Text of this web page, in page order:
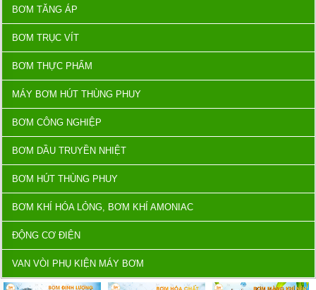
BƠM TĂNG ÁP
BƠM TRỤC VÍT
BƠM THỰC PHẨM
MÁY BƠM HÚT THÙNG PHUY
BƠM CÔNG NGHIỆP
BƠM DẦU TRUYỀN NHIỆT
BƠM HÚT THÙNG PHUY
BƠM KHÍ HÓA LỎNG, BƠM KHÍ AMONIAC
ĐỘNG CƠ ĐIỆN
VAN VÒI PHỤ KIỆN MÁY BƠM